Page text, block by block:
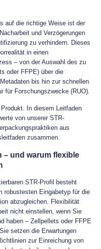
auf die richtige Weise ist der
und Verzögerungen
zu verhindern. Dieses
in einen
– von der Auswahl des zu
oder FFPE) über die
bis hin zur schnellen
für Forschungszwecke (RUO).
In diesem Leitfaden
von unserer STR-
aus
zusammen.
– und warum flexible
STR-Profil besteht
robustesten Eingabetyp für die
abzugleichen. Flexibilität
nicht einstellen, wenn Sie
haben – Zellpellets oder FFPE
setzen die Erwartungen
zur Einreichung von